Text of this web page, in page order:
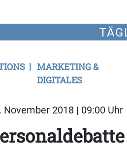
MARKETING &
DIGITALES
November 2018 | 09:00 Uhr